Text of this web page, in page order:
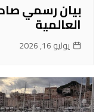
بيان رسمي
العالمية
يوليو 16, 2026